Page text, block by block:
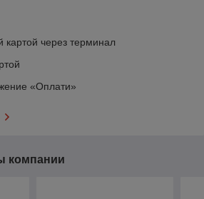
картой через терминал
«Оплати»
компании